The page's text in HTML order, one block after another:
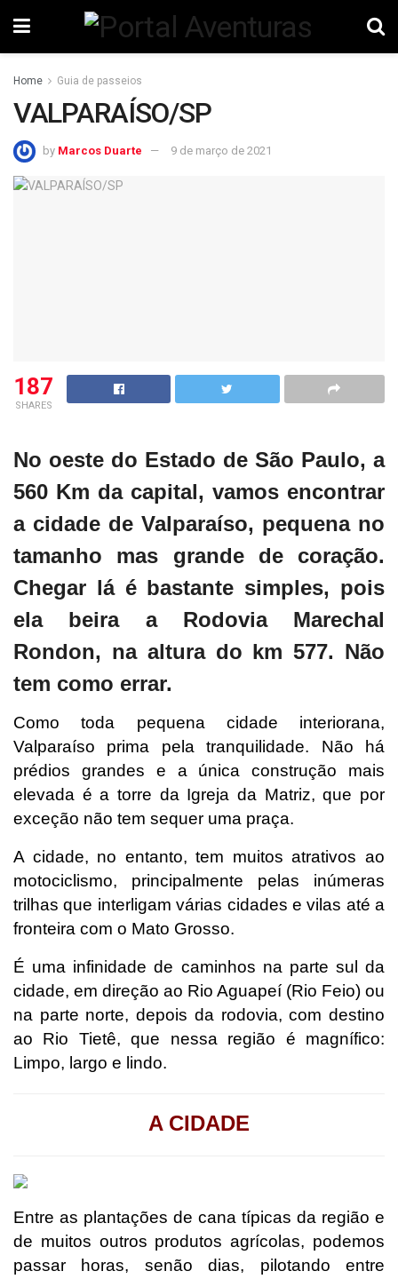
Home Guia de passeios
VALPARAÍSO/SP
by Marcos Duarte 9 de março de 2021
187
SHARES
No oeste do Estado de São Paulo, a
560 Km da capital, vamos encontrar
a cidade de Valparaíso, pequena no
tamanho mas grande de coração.
Chegar lá é bastante simples, pois
ela beira a Rodovia Marechal
Rondon, na altura do km 577. Não
tem como errar.
Como toda pequena cidade interiorana,
Valparaíso prima pela tranquilidade. Não há
prédios grandes e a única construção mais
elevada é a torre da Igreja da Matriz, que por
exceção não tem sequer uma praça.
A cidade, no entanto, tem muitos atrativos ao
motociclismo, principalmente pelas inúmeras
trilhas que interligam várias cidades e vilas até a
fronteira com o Mato Grosso.
É uma infinidade de caminhos na parte sul da
cidade, em direção ao Rio Aguapeí (Rio Feio) ou
na parte norte, depois da rodovia, com destino
ao Rio Tietê, que nessa região é magnífico:
Limpo, largo e lindo.
A CIDADE
Entre as plantações de cana típicas da região e
de muitos outros produtos agrícolas, podemos
passar horas, senão dias, pilotando entre